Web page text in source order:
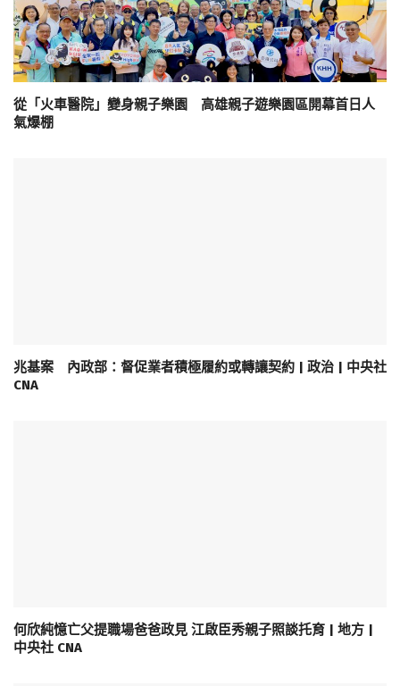
從「火車醫院」變身親子樂園 高雄親子遊樂園區開幕首日人
氣爆棚
兆基案 內政部：督促業者積極履約或轉讓契約 | 政治 | 中央社
CNA
何欣純憶亡父提職場爸爸政見 江啟臣秀親子照談托育 | 地方 |
中央社 CNA